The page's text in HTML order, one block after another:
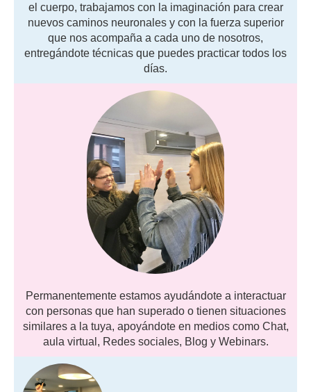
el cuerpo, trabajamos con la imaginación para crear
nuevos caminos neuronales y con la fuerza superior
que nos acompaña a cada uno de nosotros,
entregándote técnicas que puedes practicar todos los
días.
Permanentemente estamos ayudándote a interactuar
con personas que han superado o tienen situaciones
similares a la tuya, apoyándote en medios como Chat,
aula virtual, Redes sociales, Blog y Webinars.